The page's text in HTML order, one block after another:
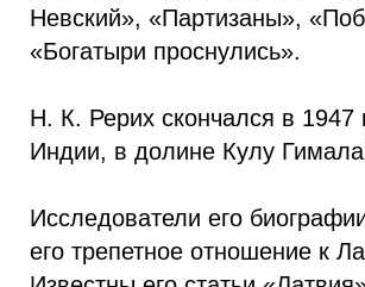
Невский», «Партизаны»,
«Богатыри проснулись».
Н. К. Рерих скончался в 1947
Индии, в долине Кулу
Исследователи его
его трепетное отношение к